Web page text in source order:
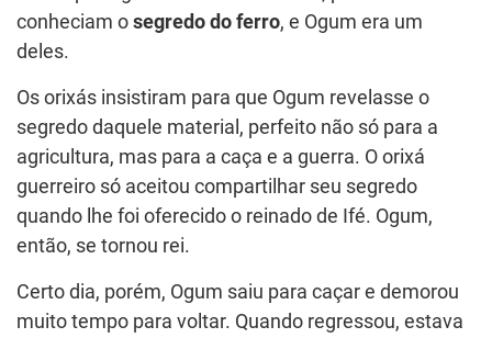
conheciam o segredo do ferro, e Ogum era um
deles.
Os orixás insistiram para que Ogum revelasse o
segredo daquele material, perfeito não só para a
agricultura, mas para a caça e a guerra. O orixá
guerreiro só aceitou compartilhar seu segredo
quando lhe foi oferecido o reinado de Ifé. Ogum,
então, se tornou rei.
Certo dia, porém, Ogum saiu para caçar e demorou
muito tempo para voltar. Quando regressou, estava